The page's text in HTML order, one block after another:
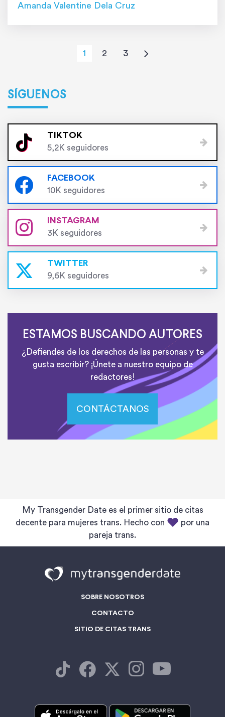
su talento y carisma. Pero su influencia va más
Amanda Valentine Dela Cruz
1 2 3
SÍGUENOS
TIKTOK
5,2K seguidores
FACEBOOK
10K seguidores
INSTAGRAM
3K seguidores
TWITTER
9,6K seguidores
ESTAMOS BUSCANDO AUTORES
¿Defiendes de los derechos de las personas y te
gusta escribir? ¡Únete a nuestro equipo de
redactores!
CONTÁCTANOS
My Transgender Date es el primer sitio de citas
decente para mujeres trans. Hecho con
por una
pareja trans.
SOBRE NOSOTROS
CONTACTO
SITIO DE CITAS TRANS